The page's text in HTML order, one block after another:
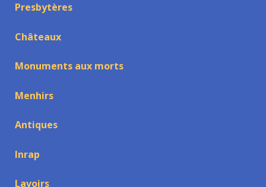
Presbytères
Châteaux
Monuments aux morts
Menhirs
Antiques
Inrap
Lavoirs